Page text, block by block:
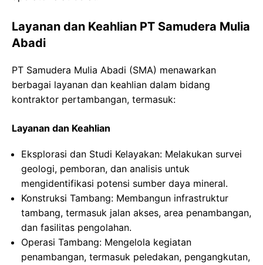
Layanan dan Keahlian PT Samudera Mulia
Abadi
PT Samudera Mulia Abadi (SMA) menawarkan
berbagai layanan dan keahlian dalam bidang
kontraktor pertambangan, termasuk:
Layanan dan Keahlian
Eksplorasi dan Studi Kelayakan: Melakukan survei
geologi, pemboran, dan analisis untuk
mengidentifikasi potensi sumber daya mineral.
Konstruksi Tambang: Membangun infrastruktur
tambang, termasuk jalan akses, area penambangan,
dan fasilitas pengolahan.
Operasi Tambang: Mengelola kegiatan
penambangan, termasuk peledakan, pengangkutan,